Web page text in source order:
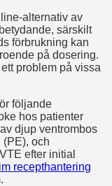
alternativ av
särskilt
förbrukning kan
på dosering.
problem på vissa
följande
hos patienter
djup ventrombos
och
efter initial
recepthantering